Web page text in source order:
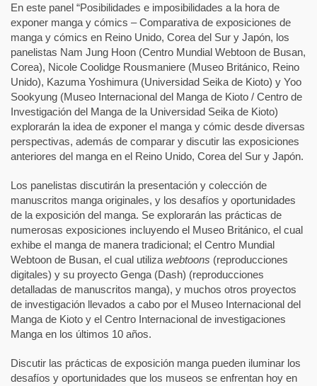
En este panel “Posibilidades e imposibilidades a la hora de
exponer manga y cómics – Comparativa de exposiciones de
manga y cómics en Reino Unido, Corea del Sur y Japón, los
panelistas Nam Jung Hoon (Centro Mundial Webtoon de Busan,
Corea), Nicole Coolidge Rousmaniere (Museo Británico, Reino
Unido), Kazuma Yoshimura (Universidad Seika de Kioto) y Yoo
Sookyung (Museo Internacional del Manga de Kioto / Centro de
Investigación del Manga de la Universidad Seika de Kioto)
explorarán la idea de exponer el manga y cómic desde diversas
perspectivas, además de comparar y discutir las exposiciones
anteriores del manga en el Reino Unido, Corea del Sur y Japón.
Los panelistas discutirán la presentación y colección de
manuscritos manga originales, y los desafíos y oportunidades
de la exposición del manga. Se explorarán las prácticas de
numerosas exposiciones incluyendo el Museo Británico, el cual
exhibe el manga de manera tradicional; el Centro Mundial
Webtoon de Busan, el cual utiliza webtoons (reproducciones
digitales) y su proyecto Genga (Dash) (reproducciones
detalladas de manuscritos manga), y muchos otros proyectos
de investigación llevados a cabo por el Museo Internacional del
Manga de Kioto y el Centro Internacional de investigaciones
Manga en los últimos 10 años.
Discutir las prácticas de exposición manga pueden iluminar los
desafíos y oportunidades que los museos se enfrentan hoy en